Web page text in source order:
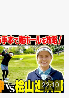
22:10